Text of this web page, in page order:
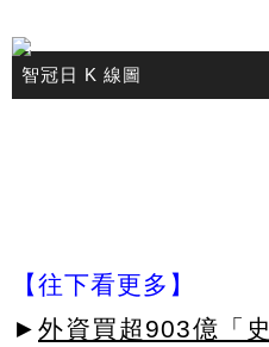
智冠日 K 線圖
【往下看更多】
► 外資買超903億「